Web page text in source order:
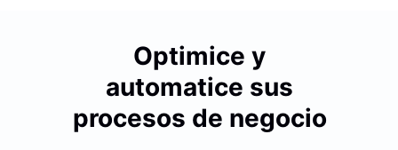
Optimice y
automatice sus
procesos de negocio